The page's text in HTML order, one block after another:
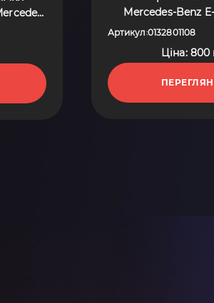
Mercedes-Benz
(1995-2003)
Артикул:0132801108
Ціна: 800